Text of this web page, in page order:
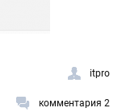
itpro
комментария 2